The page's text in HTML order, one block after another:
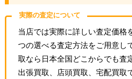
実際の査定について
当店では実際に詳しい査定価格
つの選べる査定方法をご用意し
取なら日本全国どこからでも査
出張買取、店頭買取、宅配買取